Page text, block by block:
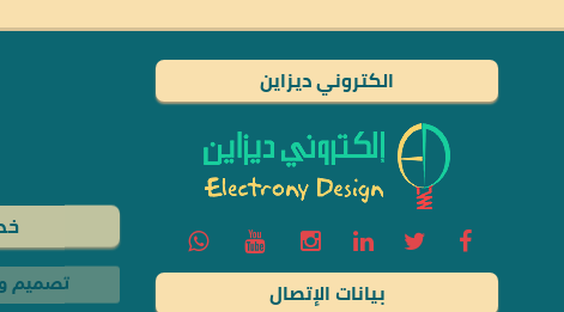
الكتروني ديزاين
بيانات الإتصال
حجز
تصميم